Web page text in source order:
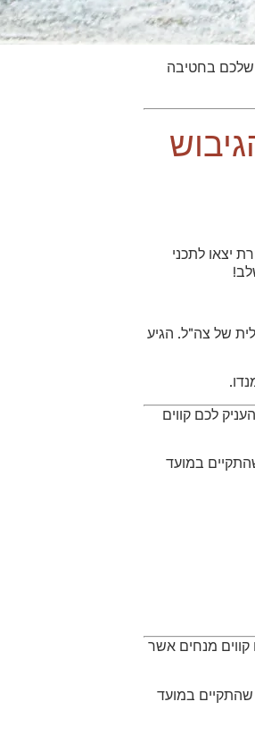
שלכם בחטיבה
יצאו לתכני
של צה"ל. הגיע
לכם קווים
במועד
קווים מנחים אשר
שהתקיים במועד